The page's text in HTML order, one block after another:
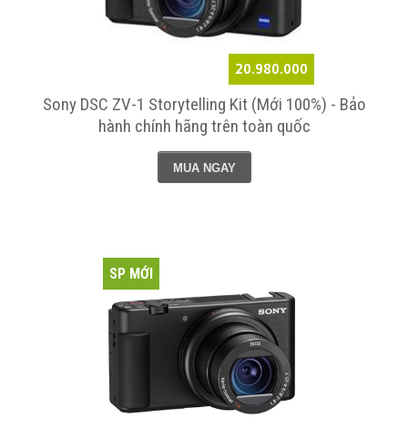
20.980.000
Sony DSC ZV-1 Storytelling Kit (Mới 100%) - Bảo
hành chính hãng trên toàn quốc
MUA NGAY
SP MỚI